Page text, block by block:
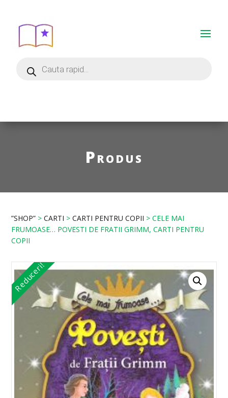
Produs
”SHOP” >CARTI >CARTI PENTRU COPII > CELE MAI
FRUMOASE… POVESTI DE FRATII GRIMM, CARTI PENTRU
COPII
Reduceri!